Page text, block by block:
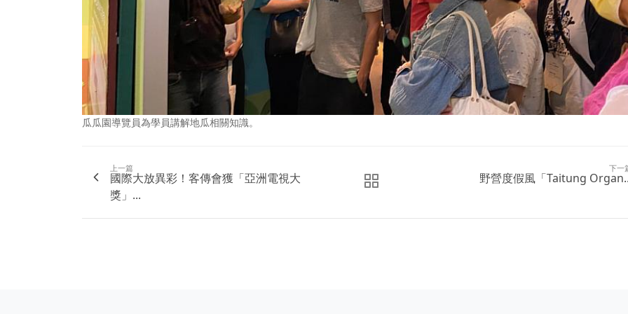
瓜瓜園導覽員為學員講解地瓜相關知識。
上一篇
國際大放異彩！客傳會獲「亞洲電視大
獎」...
下一
野營度假風「Taitung